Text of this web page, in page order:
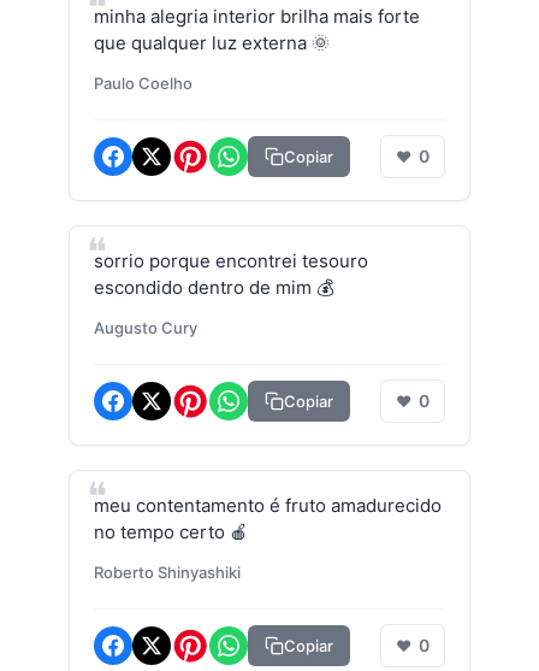
minha alegria interior brilha mais forte
que qualquer luz externa 🌞
Paulo Coelho
Copiar ❤ 0
sorrio porque encontrei tesouro
escondido dentro de mim 💰
Augusto Cury
Copiar ❤ 0
meu contentamento é fruto amadurecido
no tempo certo 🍎
Roberto Shinyashiki
Copiar ❤ 0